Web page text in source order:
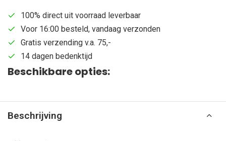
100% direct uit voorraad leverbaar
Voor 16:00 besteld, vandaag verzonden
Gratis verzending v.a. 75,-
14 dagen bedenktijd
Beschikbare opties:
Beschrijving